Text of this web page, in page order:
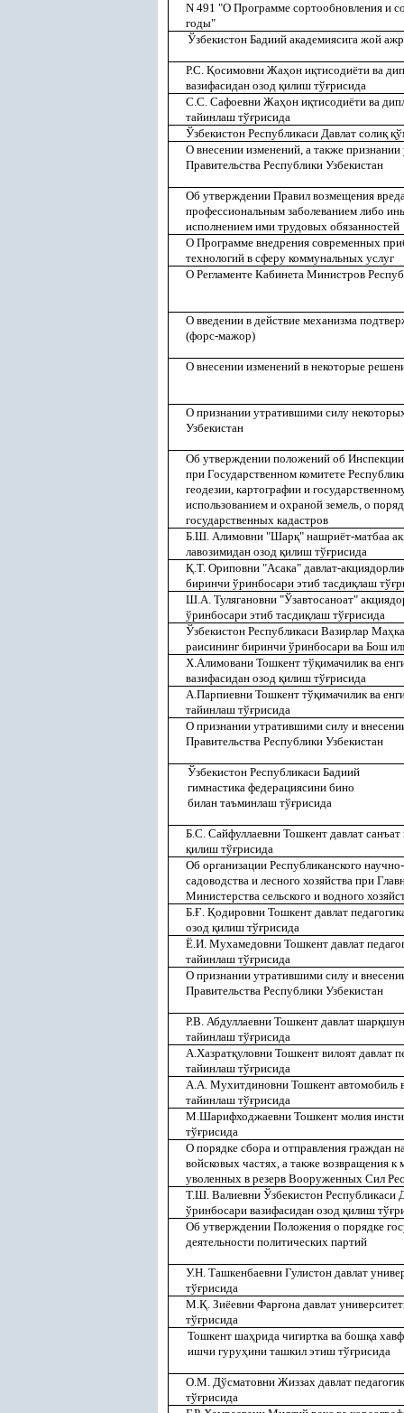
N 491 "О Программе сортообновления и
годы"
Ўзбекистон Бадиий академиясига жой
Р.С. Қосимовни Жаҳон иқтисодиёти ва
вазифасидан озод қилиш тўғрисида
С.С. Сафоевни Жаҳон иқтисодиёти ва
тайинлаш тўғрисида
Ўзбекистон Республикаси Давлат солиқ қ
О внесении изменений, а также
Правительства Республики Узбекистан
Об утверждении Правил возмещения
профессиональным заболеванием либо
исполнением ими трудовых обязанностей
О Программе внедрения современных
технологий в сферу коммунальных услуг
О Регламенте Кабинета Министров
О введении в действие механизма
(форс-мажор)
О внесении изменений в некоторые
О признании утратившими силу
Узбекистан
Об утверждении положений об Инспекции
при Государственном комитете
геодезии, картографии и
использованием и охраной земель, о
государственных кадастров
Б.Ш. Алимовни "Шарқ" нашриёт-матбаа
лавозимидан озод қилиш тўғрисида
Қ.Т. Ориповни "Асака" давлат-
биринчи ўринбосари этиб тасдиқлаш тўғ
Ш.А. Тулягановни "Ўзавтосаноат"
ўринбосари этиб тасдиқлаш тўғрисида
Ўзбекистон Республикаси Вазирлар Маҳ
раисининг биринчи ўринбосари ва Бош
Х.Алимовани Тошкент тўқимачилик ва
вазифасидан озод қилиш тўғрисида
А.Парпиевни Тошкент тўқимачилик ва
тайинлаш тўғрисида
О признании утратившими силу и
Правительства Республики Узбекистан
Ўзбекистон Республикаси Бадиий
гимнастика федерациясини бино
билан таъминлаш тўғрисида
Б.С. Сайфуллаевни Тошкент давлат
қилиш тўғрисида
Об организации Республиканского
садоводства и лесного хозяйства при
Министерства сельского и водного
Б.Ғ. Қодировни Тошкент давлат
озод қилиш тўғрисида
Ё.И. Мухамедовни Тошкент давлат
тайинлаш тўғрисида
О признании утратившими силу и
Правительства Республики Узбекистан
Р.В. Абдуллаевни Тошкент давлат шарқ
тайинлаш тўғрисида
А.Хазратқуловни Тошкент вилоят давлат
тайинлаш тўғрисида
А.А. Мухитдиновни Тошкент автомобиль
тайинлаш тўғрисида
М.Шарифходжаевни Тошкент молия
тўғрисида
О порядке сбора и отправления граждан
войсковых частях, а также возвращения
уволенных в резерв Вооруженных Сил
Т.Ш. Валиевни Ўзбекистон Республикаси
ўринбосари вазифасидан озод қилиш тўғ
Об утверждении Положения о порядке
деятельности политических партий
У.Н. Ташкенбаевни Гулистон давлат
тўғрисида
М.Қ. Зиёевни Фарғона давлат
тўғрисида
Тошкент шаҳрида чигиртка ва бошқа
ишчи гуруҳини ташкил этиш тўғрисида
О.М. Дўсматовни Жиззах давлат
тўғрисида